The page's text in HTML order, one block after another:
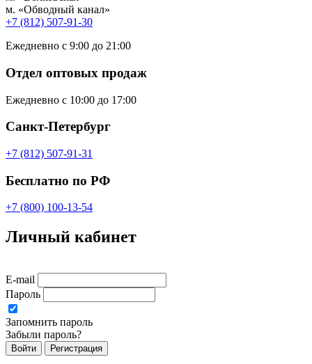
м. «Обводный канал»
+7 (812) 507-91-30
Ежедневно с 9:00 до 21:00
Отдел оптовых продаж
Ежедневно с 10:00 до 17:00
Санкт-Петербург
+7 (812) 507-91-31
Бесплатно по РФ
+7 (800) 100-13-54
Личный кабинет
E-mail
Пароль
Запомнить пароль
Забыли пароль?
Войти Регистрация